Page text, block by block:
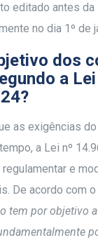
editado antes da
no dia 1º de
dos
a Lei
as exigências
a Lei nº
e
De acordo com o
tem por objetivo